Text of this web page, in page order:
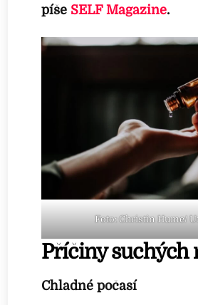
píše SELFMagazine.
Foto: Christin Hume/
Příčiny suchých
Chladné počasí